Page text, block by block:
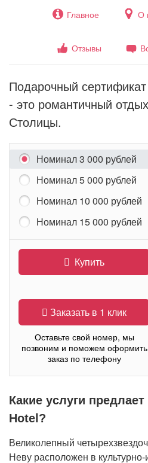
Главное О
Отзывы
Подарочный
- это романтичный
Столицы.
Номинал 3 000 рублей
Номинал 5 000 рублей
Номинал 10 000 рублей
Номинал 15 000 рублей
Купить
Заказать в 1 клик
Оставьте свой номер, мы
позвоним и поможем оформить
заказ по телефону
Какие услуги
Hotel?
Великолепный
Неву расположен в